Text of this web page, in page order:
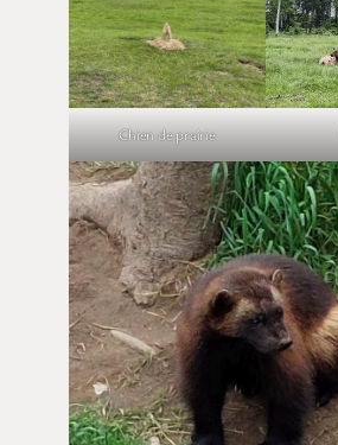
Chien de prairie